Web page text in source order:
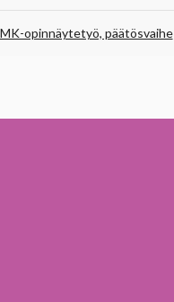
opinnäytetyö, päätösvaihe